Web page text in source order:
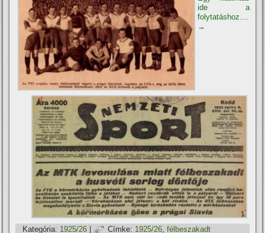
ide a
folytatáshoz....
→
Kategória: 1925/26 | Címke: 1925/26,félbeszakadt